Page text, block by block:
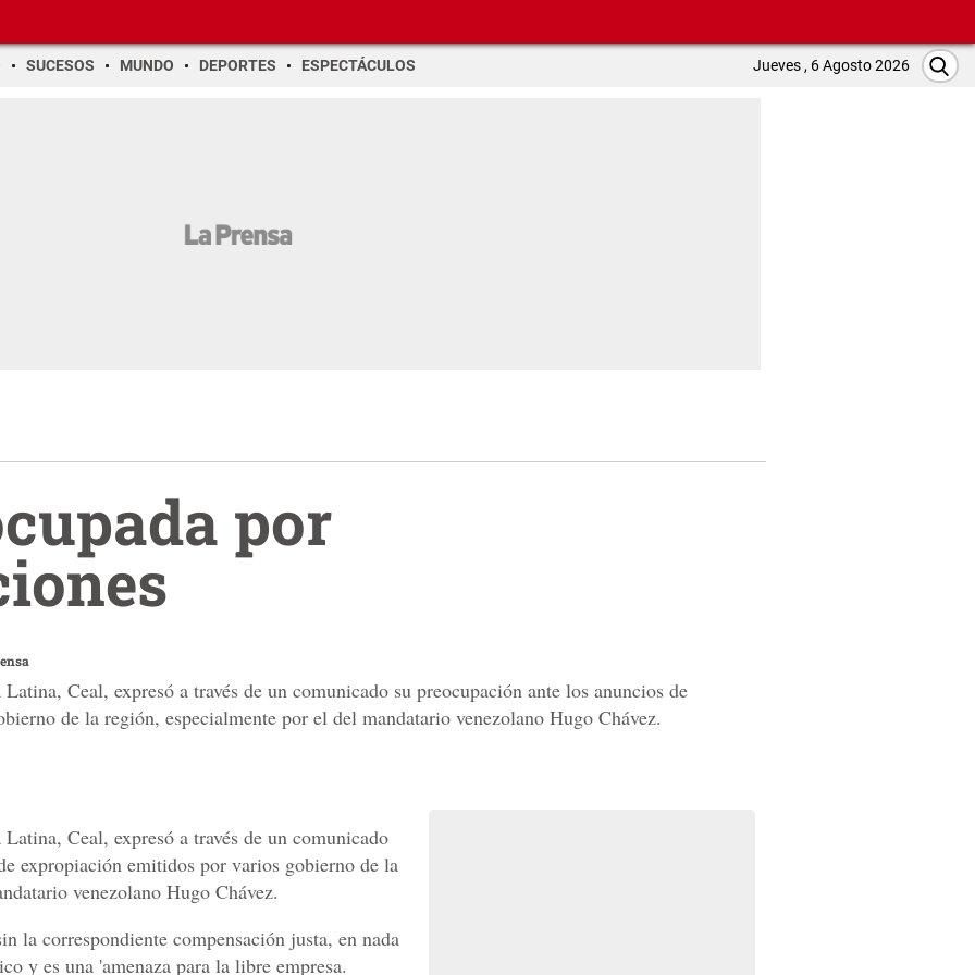
SUCESOS MUNDO DEPORTES ESPECTÁCULOS Jueves , 6 Agosto 2026
por
Ceal, expresó a través de un comunicado su preocupación ante los anuncios de
de la región, especialmente por el del mandatario venezolano Hugo Chávez.
Ceal, expresó a través de un comunicado
expropiación emitidos por varios gobierno de la
venezolano Hugo Chávez.
la correspondiente compensación justa, en nada
y es una 'amenaza para la libre empresa.